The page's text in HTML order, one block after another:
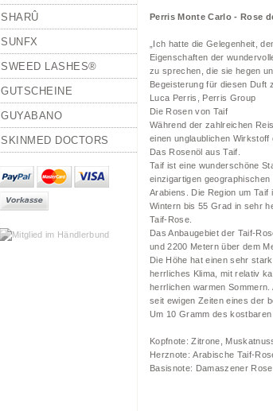
SHARÛ
SUNFX
SWEED LASHES®
GUTSCHEINE
GUYABANO
SKINMED DOCTORS
Perris Monte Carlo - Rose
„Ich hatte die Gelegenheit,
Eigenschaften der
zu sprechen, die sie hegen
Begeisterung für diesen Duft
Luca Perris, Perris Group
Die Rosen von Taif
Während der zahlreichen
einen unglaublichen
Das Rosenöl aus Taif.
Taif ist eine wunderschöne
einzigartigen
Arabiens. Die Region um
Wintern bis 55 Grad in sehr
Taif-Rose.
Das Anbaugebiet der Taif-
und 2200 Metern über dem
Die Höhe hat einen sehr
herrliches Klima, mit relativ
herrlichen warmen
seit ewigen Zeiten eines der
Um 10 Gramm des
Kopfnote: Zitrone,
Herznote: Arabische Taif-
Basisnote: Damaszener